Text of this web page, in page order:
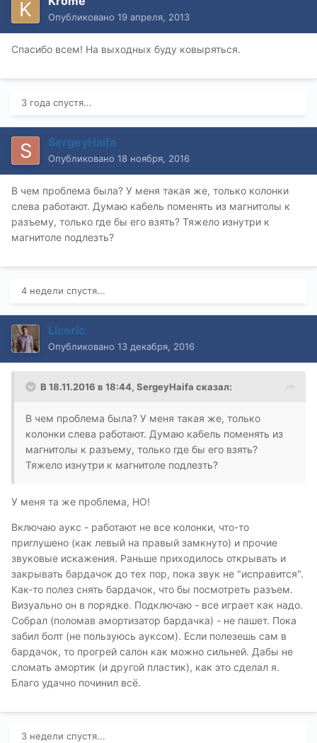
Опубликовано 19 апреля, 2013
Спасибо всем! На выходных буду ковыряться.
3 года спустя...
SergeyHaifa
Опубликовано 18 ноября, 2016
В чем проблема была? У меня такая же, только колонки
слева работают. Думаю кабель поменять из магнитолы к
разъему, только где бы его взять? Тяжело изнутри к
магнитоле подлезть?
4 недели спустя...
Licoric
Опубликовано 13 декабря, 2016
В 18.11.2016 в 18:44, SergeyHaifa сказал:
В чем проблема была? У меня такая же, только
колонки слева работают. Думаю кабель поменять из
магнитолы к разъему, только где бы его взять?
Тяжело изнутри к магнитоле подлезть?
У меня та же проблема, НО!
Включаю аукс - работают не все колонки, что-то
приглушено (как левый на правый замкнуто) и прочие
звуковые искажения. Раньше приходилось открывать и
закрывать бардачок до тех пор, пока звук не "исправится".
Как-то полез снять бардачок, что бы посмотреть разъем.
Визуально он в порядке. Подключаю - все играет как надо.
Собрал (поломав амортизатор бардачка) - не пашет. Пока
забил болт (не пользуюсь ауксом). Если полезешь сам в
бардачок, то прогрей салон как можно сильней. Дабы не
сломать амортик (и другой пластик), как это сделал я.
Благо удачно починил всё.
3 недели спустя...